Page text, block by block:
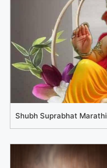
Shubh Suprabhat Marathi